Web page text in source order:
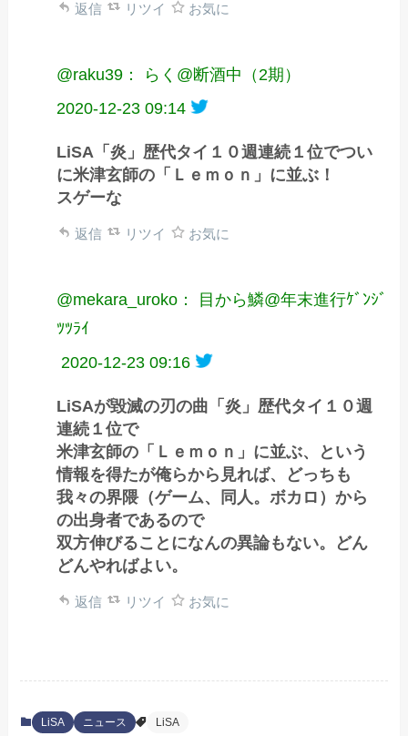
返信 リツイ お気に
@raku39： らく@断酒中（2期）
2020-12-23 09:14
LiSA「炎」歴代タイ１０週連続１位でつい
に米津玄師の「Ｌｅｍｏｎ」に並ぶ！
スゲーな
返信 リツイ お気に
@mekara_uroko： 目から鱗@年末進行ｹﾞﾝｼﾞ
ﾂﾂﾗｲ
2020-12-23 09:16
LiSAが毀滅の刃の曲「炎」歴代タイ１０週
連続１位で
米津玄師の「Ｌｅｍｏｎ」に並ぶ、という
情報を得たが俺らから見れば、どっちも
我々の界隈（ゲーム、同人。ボカロ）から
の出身者であるので
双方伸びることになんの異論もない。どん
どんやればよい。
返信 リツイ お気に
LiSA ニュース LiSA